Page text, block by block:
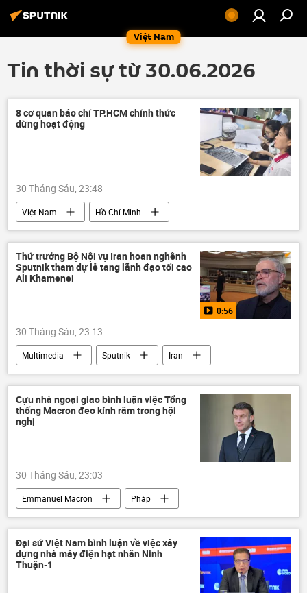
Việt Nam
Tin thời sự từ 30.06.2026
8 cơ quan báo chí TP.HCM chính thức
dừng hoạt động
30 Tháng Sáu, 23:48
Việt Nam
Hồ Chí Minh
phương tiện truyền thông
nhà báo
báo chí
thông tin
Thứ trưởng Bộ Nội vụ Iran hoan nghênh
Sputnik tham dự lễ tang lãnh đạo tối cao
Ali Khamenei
0:56
30 Tháng Sáu, 23:13
Multimedia Sputnik
Iran
Nga
Ali Khamenei
Thế giới
Video
Cựu nhà ngoại giao bình luận việc Tổng
thống Macron đeo kính râm trong hội
nghị
30 Tháng Sáu, 23:03
Emmanuel Macron
Pháp
Việt Nam
Thế giới
Oman
Diễn đàn Kinh tế thế giới Davos
Ai Cập
Đại sứ Việt Nam bình luận về việc xây
dựng nhà máy điện hạt nhân Ninh
Thuận-1